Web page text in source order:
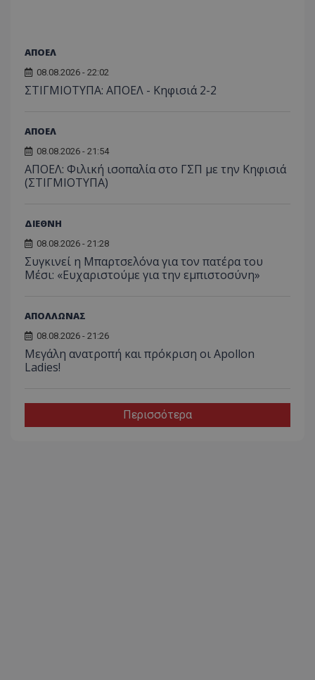
ΑΠΟΕΛ
08.08.2026 - 22:02
ΣΤΙΓΜΙΟΤΥΠΑ: ΑΠΟΕΛ - Κηφισιά 2-2
ΑΠΟΕΛ
08.08.2026 - 21:54
ΑΠΟΕΛ: Φιλική ισοπαλία στο ΓΣΠ με την Κηφισιά
(ΣΤΙΓΜΙΟΤΥΠΑ)
ΔΙΕΘΝΗ
08.08.2026 - 21:28
Συγκινεί η Μπαρτσελόνα για τον πατέρα του
Μέσι: «Ευχαριστούμε για την εμπιστοσύνη»
ΑΠΟΛΛΩΝΑΣ
08.08.2026 - 21:26
Μεγάλη ανατροπή και πρόκριση οι Apollon
Ladies!
Περισσότερα